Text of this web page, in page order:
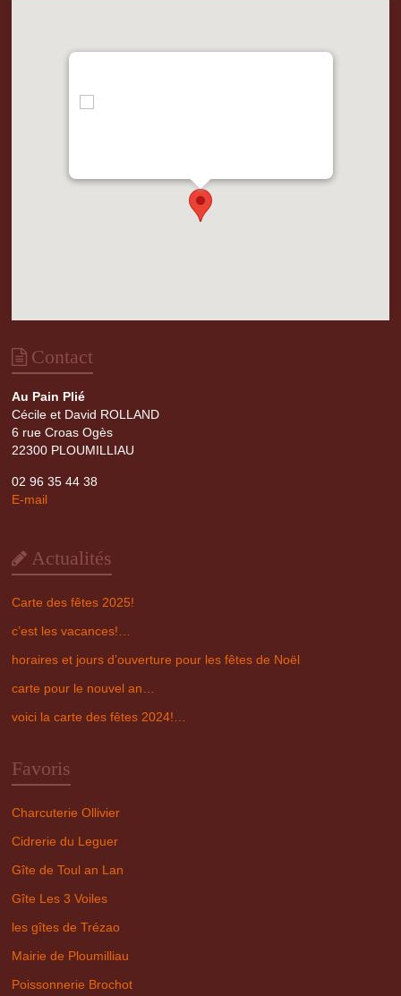
Contact
Au Pain Plié
Cécile et David ROLLAND
6 rue Croas Ogès
22300 PLOUMILLIAU
02 96 35 44 38
E-mail
Actualités
Carte des fêtes 2025!
c’est les vacances!…
horaires et jours d’ouverture pour les fêtes de Noël
carte pour le nouvel an…
voici la carte des fêtes 2024!…
Favoris
Charcuterie Ollivier
Cidrerie du Leguer
Gîte de Toul an Lan
Gîte Les 3 Voiles
les gîtes de Trézao
Mairie de Ploumilliau
Poissonnerie Brochot